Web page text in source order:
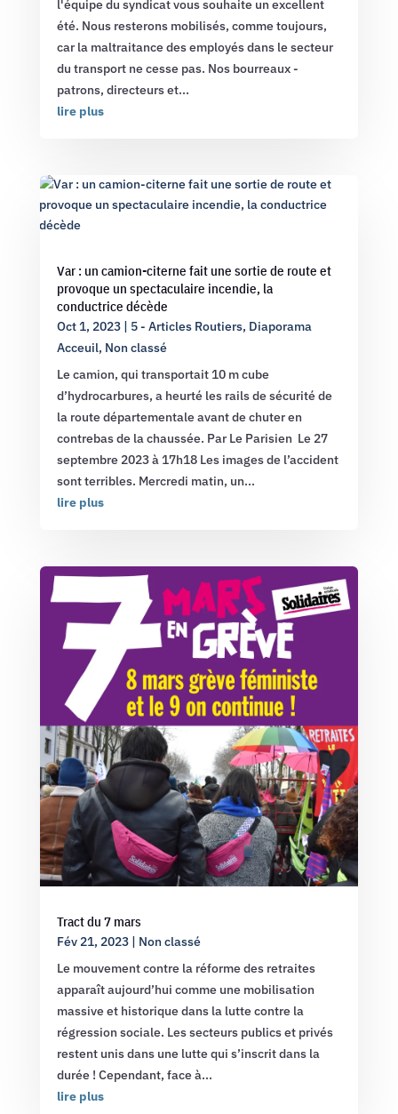
l'équipe du syndicat vous souhaite un excellent
été. Nous resterons mobilisés, comme toujours,
car la maltraitance des employés dans le secteur
du transport ne cesse pas. Nos bourreaux -
patrons, directeurs et...
lire plus
Var : un camion-citerne fait une sortie de route et
provoque un spectaculaire incendie, la
conductrice décède
Oct 1, 2023| 5 - Articles Routiers, Diaporama
Acceuil, Non classé
Le camion, qui transportait 10 m cube
d’hydrocarbures, a heurté les rails de sécurité de
la route départementale avant de chuter en
contrebas de la chaussée. Par Le Parisien Le 27
septembre 2023 à 17h18 Les images de l’accident
sont terribles. Mercredi matin, un...
lire plus
Tract du 7 mars
Fév 21, 2023| Non classé
Le mouvement contre la réforme des retraites
apparaît aujourd’hui comme une mobilisation
massive et historique dans la lutte contre la
régression sociale. Les secteurs publics et privés
restent unis dans une lutte qui s’inscrit dans la
durée ! Cependant, face à...
lire plus